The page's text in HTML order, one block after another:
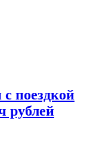
поездкой
рублей